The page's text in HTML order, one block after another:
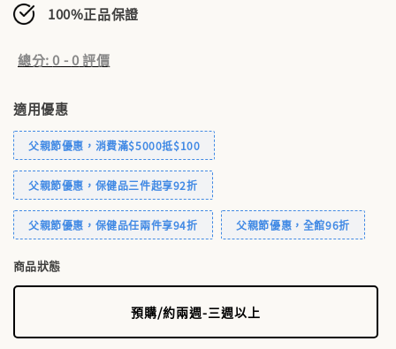
100%正品保證
總分:0 -0評價
適用優惠
父親節優惠，消費滿$5000抵$100
父親節優惠，保健品三件起享92折
父親節優惠，保健品任兩件享94折 父親節優惠，全館96折
商品狀態
預購/約兩週-三週以上